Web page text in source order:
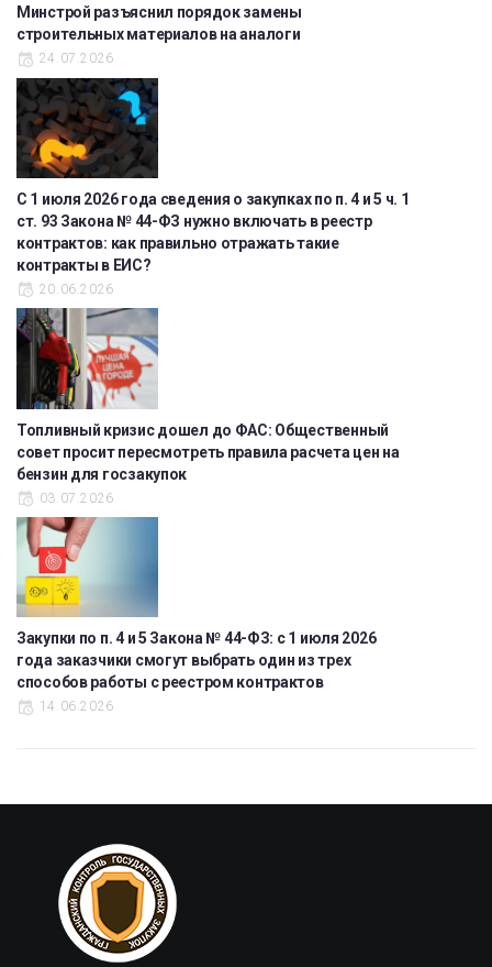
Минстрой разъяснил порядок замены
строительных материалов на аналоги
24.07.2026
С 1 июля 2026 года сведения о закупках по п. 4 и 5 ч. 1
ст. 93 Закона № 44-ФЗ нужно включать в реестр
контрактов: как правильно отражать такие
контракты в ЕИС?
20.06.2026
Топливный кризис дошел до ФАС: Общественный
совет просит пересмотреть правила расчета цен на
бензин для госзакупок
03.07.2026
Закупки по п. 4 и 5 Закона № 44-ФЗ: с 1 июля 2026
года заказчики смогут выбрать один из трех
способов работы с реестром контрактов
14.06.2026